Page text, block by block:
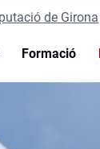
Formació